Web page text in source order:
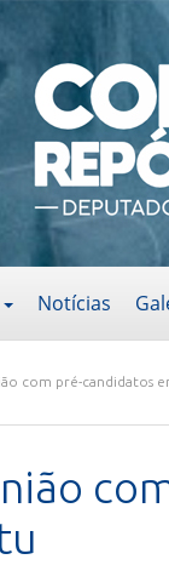
Notícias
com pré-candidatos